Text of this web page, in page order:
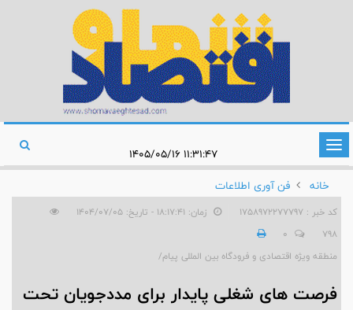
تغییر
وضعیت
ناوبری
۱۱:۳۱:۴۷ ۱۴۰۵/۰۵/۱۶
خانه
فن آوری اطلاعات
کد خبر : 1758972277797
زمان: ۱۸:۱۷:۴۱ - تاریخ: ۱۴۰۴/۰۷/۰۵
798
0
منطقه ویژه اقتصادی و فرودگاه بین المللی پیام/
فرصت های شغلی پایدار برای مددجویان تحت